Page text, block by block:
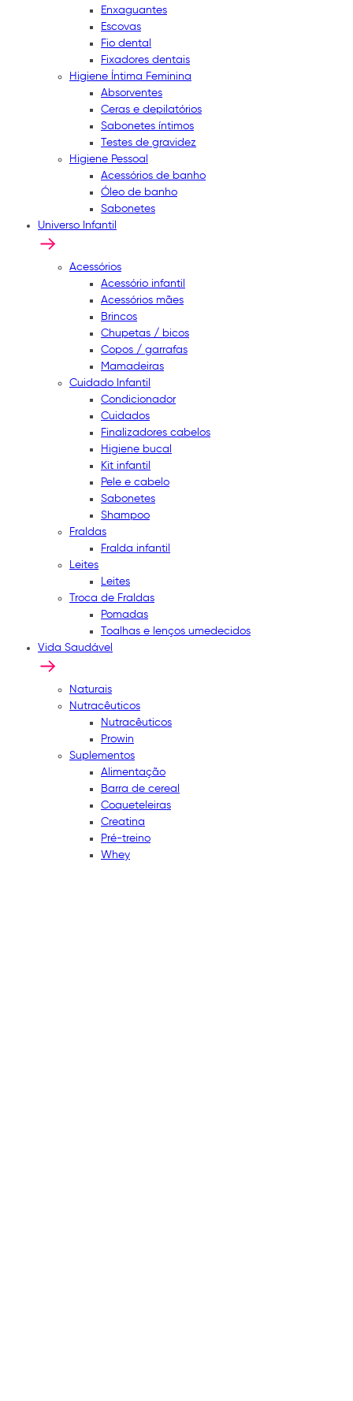
Enxaguantes
Escovas
Fio dental
Fixadores dentais
Higiene Íntima Feminina
Absorventes
Ceras e depilatórios
Sabonetes íntimos
Testes de gravidez
Higiene Pessoal
Acessórios de banho
Óleo de banho
Sabonetes
Universo Infantil
Acessórios
Acessório infantil
Acessórios mães
Brincos
Chupetas / bicos
Copos / garrafas
Mamadeiras
Cuidado Infantil
Condicionador
Cuidados
Finalizadores cabelos
Higiene bucal
Kit infantil
Pele e cabelo
Sabonetes
Shampoo
Fraldas
Fralda infantil
Leites
Leites
Troca de Fraldas
Pomadas
Toalhas e lenços umedecidos
Vida Saudável
Naturais
Nutracêuticos
Nutracêuticos
Prowin
Suplementos
Alimentação
Barra de cereal
Coqueteleiras
Creatina
Pré-treino
Whey